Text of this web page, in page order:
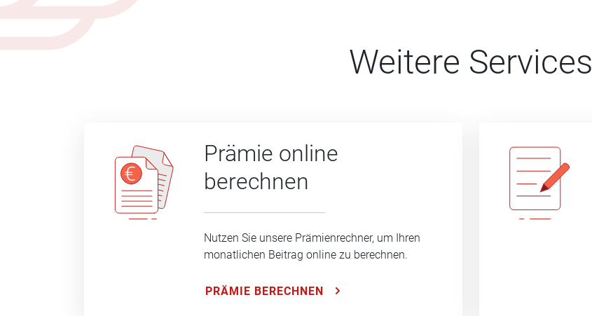
Weitere Services
Prämie online
berechnen
Nutzen Sie unsere Prämienrechner, um Ihren
monatlichen Beitrag online zu berechnen.
PRÄMIE BERECHNEN